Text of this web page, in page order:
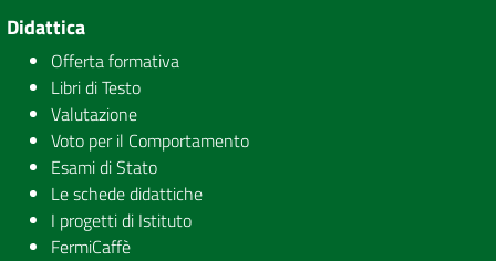
Didattica
Offerta formativa
Libri di Testo
Valutazione
Voto per il Comportamento
Esami di Stato
Le schede didattiche
I progetti di Istituto
FermiCaffè